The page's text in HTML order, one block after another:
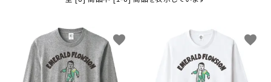
favorite favorite